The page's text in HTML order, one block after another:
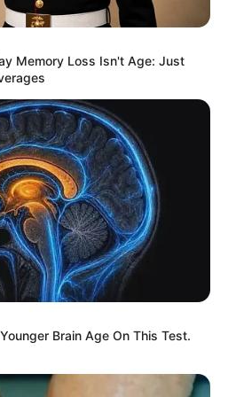
Memory Loss Isn't Age: Just
Brain Age On This Test.